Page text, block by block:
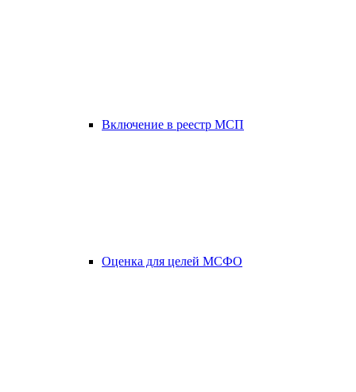
Включение в реестр МСП
Оценка для целей МСФО